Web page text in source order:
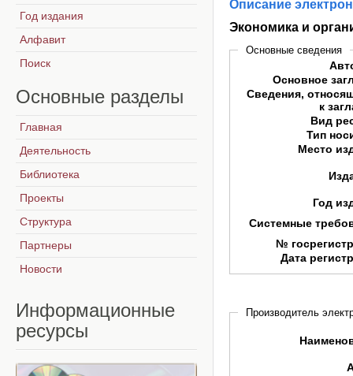
Описание
Экономика и
Основные сведения
Основное
Сведения,
к
Вид
Тип
Место
Год
Системные
№
Дата
Производитель
Год издания
Алфавит
Поиск
Основные разделы
Главная
Деятельность
Библиотека
Проекты
Структура
Партнеры
Новости
Информационные
ресурсы